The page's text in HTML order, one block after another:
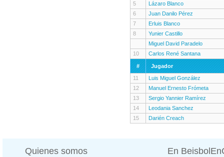
5
Lázaro Blanco
6
Juan Danilo Pérez
7
Erluis Blanco
8
Yunier Castillo
Miguel David Paradelo
10
Carlos René Santana
#
Jugador
11
Luis Miguel González
12
Manuel Ernesto Frómeta
13
Sergio Yannier Ramírez
14
Leodania Sanchez
15
Darién Creach
Quienes somos En